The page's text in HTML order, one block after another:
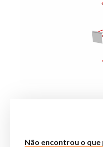
Não encontrou o